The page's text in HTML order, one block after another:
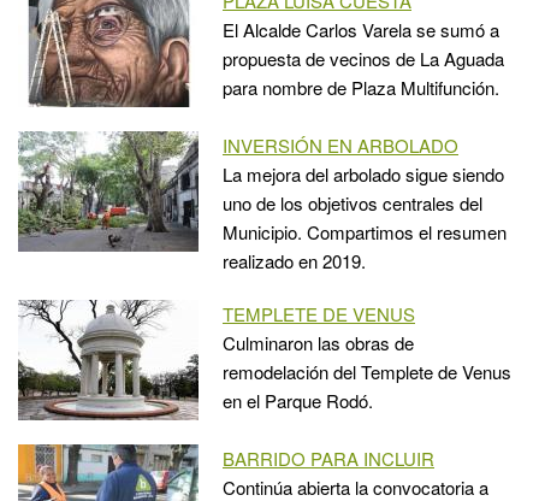
El Alcalde Carlos Varela se sumó a
propuesta de vecinos de La Aguada
para nombre de Plaza Multifunción.
INVERSIÓN EN ARBOLADO
La mejora del arbolado sigue siendo
uno de los objetivos centrales del
Municipio. Compartimos el resumen
realizado en 2019.
TEMPLETE DE VENUS
Culminaron las obras de
remodelación del Templete de Venus
en el Parque Rodó.
BARRIDO PARA INCLUIR
Continúa abierta la convocatoria a